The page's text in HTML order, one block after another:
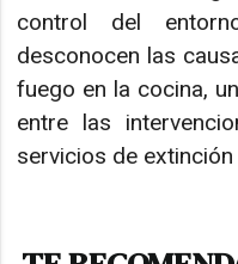
control del
desconocen las
fuego en la cocina,
entre las
servicios de